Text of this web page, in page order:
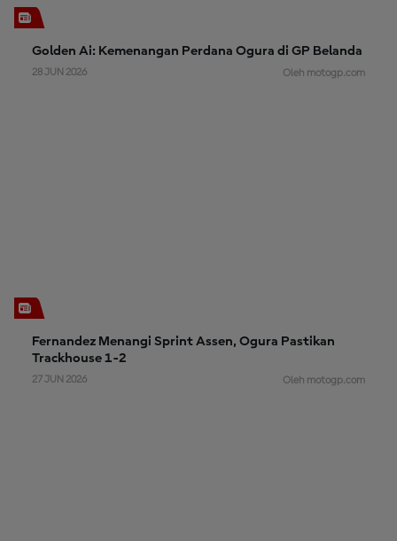
Golden Ai: Kemenangan Perdana Ogura di GP Belanda
28 JUN 2026 Oleh motogp.com
Fernandez Menangi Sprint Assen, Ogura Pastikan
Trackhouse 1-2
27 JUN 2026 Oleh motogp.com